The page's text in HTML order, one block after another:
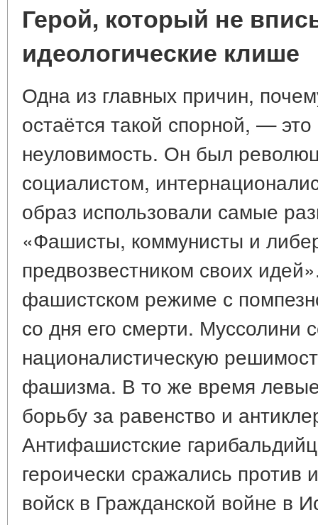
Герой, который не
идеологические клише
Одна из главных причин,
остаётся такой спорной, — это
неуловимость. Он был
социалистом,
образ использовали самые
«Фашисты, коммунисты и
предвозвестником своих
фашистском режиме с
со дня его смерти. Муссолини
националистическую
фашизма. В то же время
борьбу за равенство и
Антифашистские
героически сражались против
войск в Гражданской войне в